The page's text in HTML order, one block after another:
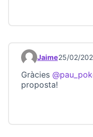
Comentari 22822
Jaime25/02/
Gràcies
proposta!